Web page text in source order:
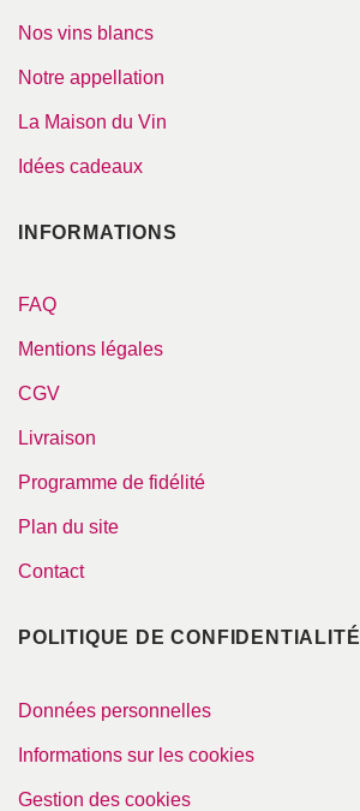
Nos vins blancs
Notre appellation
La Maison du Vin
Idées cadeaux
INFORMATIONS
FAQ
Mentions légales
CGV
Livraison
Programme de fidélité
Plan du site
Contact
POLITIQUE DE CONFIDENTIALITÉ
Données personnelles
Informations sur les cookies
Gestion des cookies